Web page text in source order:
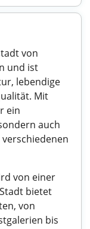
von
und ist
lebendige
Mit
ein
auch
von einer
bietet
von
bis